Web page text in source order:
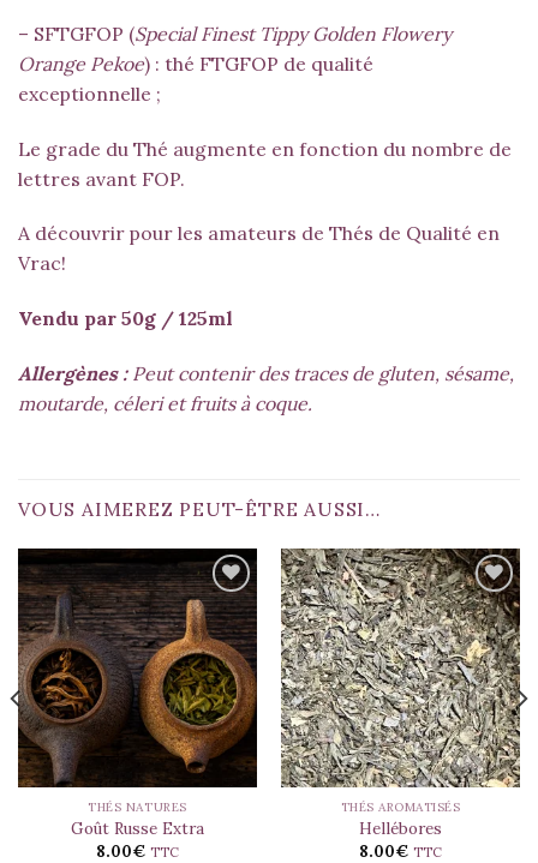
– SFTGFOP (Special Finest Tippy Golden Flowery
Orange Pekoe) : thé FTGFOP de qualité
exceptionnelle ;
Le grade du Thé augmente en fonction du nombre de
lettres avant FOP.
A découvrir pour les amateurs de Thés de Qualité en
Vrac!
Vendu par 50g / 125ml
Allergènes :Peut contenir des traces de gluten, sésame,
moutarde, céleri et fruits à coque.
VOUS AIMEREZ PEUT-ÊTRE AUSSI…
THÉS NATURES
Goût Russe Extra
8.00€ TTC
THÉS AROMATISÉS
Hellébores
8.00€ TTC